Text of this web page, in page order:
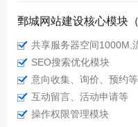
鄄城网站建设核心模块（
共享服务器空间1000M,
SEO搜索优化模块
意向收集、询价、预约等
互动留言、活动申请等
操作权限管理模块